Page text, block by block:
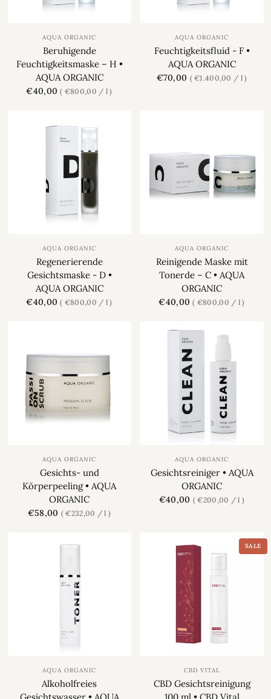
AQUA ORGANIC
Beruhigende
Feuchtigkeitsmaske – H •
AQUA ORGANIC
€40,00 €800,00 / l
AQUA ORGANIC
Feuchtigkeitsfluid - F •
AQUA ORGANIC
€70,00 €1.400,00 / l
AQUA ORGANIC
Regenerierende
Gesichtsmaske - D •
AQUA ORGANIC
€40,00 €800,00 / l
AQUA ORGANIC
Reinigende Maske mit
Tonerde – C • AQUA
ORGANIC
€40,00 €800,00 / l
AQUA ORGANIC
Gesichts- und
Körperpeeling • AQUA
ORGANIC
€58,00 €232,00 / l
AQUA ORGANIC
Gesichtsreiniger • AQUA
ORGANIC
€40,00 €200,00 / l
AQUA ORGANIC
Alkoholfreies
SALE
CBD VITAL
CBD Gesichtsreinigung